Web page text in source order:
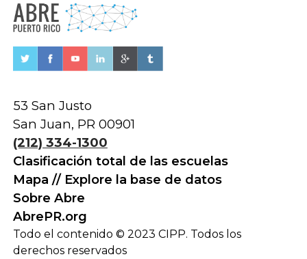
53 San Justo
San Juan, PR 00901
(212) 334-1300
Clasificación total de las escuelas
Mapa // Explore la base de datos
Sobre Abre
AbrePR.org
Todo el contenido © 2023 CIPP. Todos los
derechos reservados